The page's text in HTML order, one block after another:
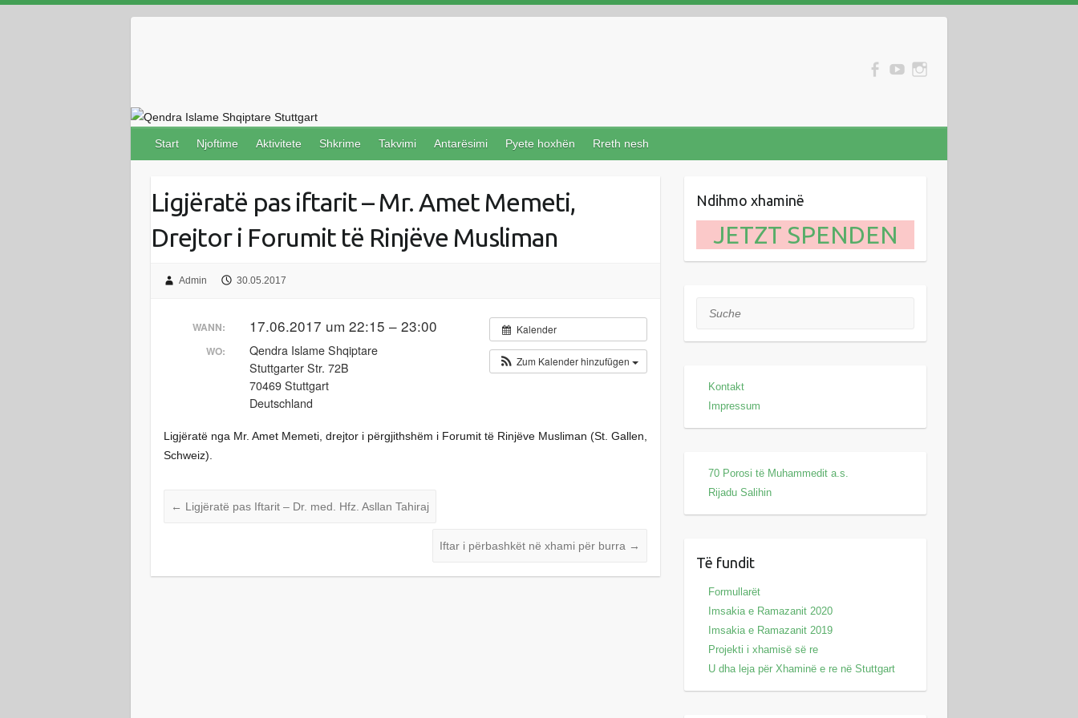
Start Njoftime Aktivitete Shkrime Takvimi Antarësimi Pyete hoxhën Rreth nesh
Ligjëratë pas iftarit – Mr. Amet Memeti,
Drejtor i Forumit të Rinjëve Musliman
Admin 30.05.2017
Kalender
Zum Kalender hinzufügen
WANN: 17.06.2017 um 22:15 – 23:00
WO:
Qendra Islame Shqiptare
Stuttgarter Str. 72B
70469 Stuttgart
Deutschland
Ligjëratë nga Mr. Amet Memeti, drejtor i përgjithshëm i Forumit të Rinjëve Musliman (St. Gallen,
Schweiz).
← Ligjëratë pas Iftarit – Dr. med. Hfz. Asllan Tahiraj
Iftar i përbashkët në xhami për burra →
Ndihmo xhaminë
JETZT SPENDEN
Suche
Kontakt
Impressum
70 Porosi të Muhammedit a.s.
Rijadu Salihin
Të fundit
Formullarët
Imsakia e Ramazanit 2020
Imsakia e Ramazanit 2019
Projekti i xhamisë së re
U dha leja për Xhaminë e re në Stuttgart